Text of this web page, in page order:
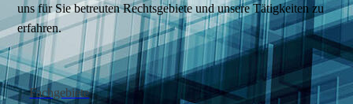
uns für Sie betreuten Rechtsgebiete und unsere Tätigkeiten zu
erfahren.
Fachgebiete